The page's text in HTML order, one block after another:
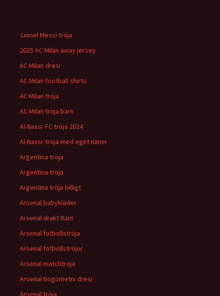
Lionel Messi tröja
2025 AC Milan away jersey
AC Milan dresi
AC Milan football shirts
AC Milan tröja
AC Milan tröja barn
Al-Nassr FC tröja 2024
Al-Nassr tröja med eget namn
Argentina tröja
Argentina tröja
Argentina tröja billigt
Arsenal babykläder
Arsenal drakt Barn
Arsenal fotbollströja
Arsenal fotbollströjor
Arsenal matchtröja
Arsenal Nogometni dresi
Arsenal tröja